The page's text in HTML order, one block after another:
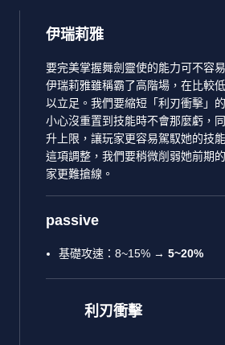
伊瑞莉雅
要完美掌握舞劍靈使的能力可不容
伊瑞莉雅雖稱霸了高階場，在比較
以立足。我們要縮短「利刃衝擊」
小心沒重置到技能時不會那麼虧，
升上限，讓玩家更容易駕馭她的技
這項調整，我們要稍微削弱她前期
家更難搶線。
passive
基礎攻速：8~15% → 5~20%
利刃衝擊